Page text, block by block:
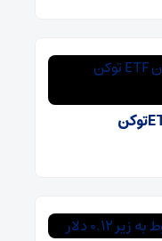
درخواست نزدک برای لیست کردن ETF توکن